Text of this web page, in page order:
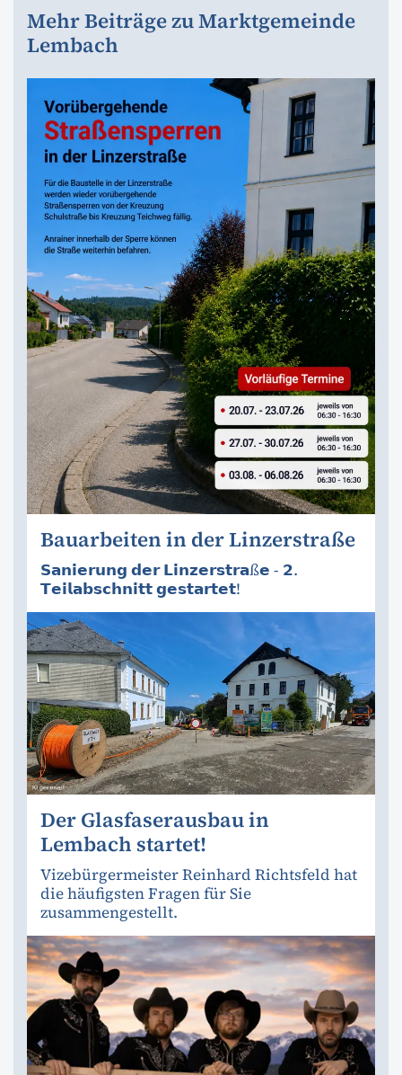
Mehr Beiträge zu Marktgemeinde
Lembach
Bauarbeiten in der Linzerstraße
𝗦𝗮𝗻𝗶𝗲𝗿𝘂𝗻𝗴 𝗱𝗲𝗿 𝗟𝗶𝗻𝘇𝗲𝗿𝘀𝘁𝗿𝗮ß𝗲 - 𝟮.
𝗧𝗲𝗶𝗹𝗮𝗯𝘀𝗰𝗵𝗻𝗶𝘁𝘁 𝗴𝗲𝘀𝘁𝗮𝗿𝘁𝗲𝘁!
Der Glasfaserausbau in
Lembach startet!
Vizebürgermeister Reinhard Richtsfeld hat
die häufigsten Fragen für Sie
zusammengestellt.